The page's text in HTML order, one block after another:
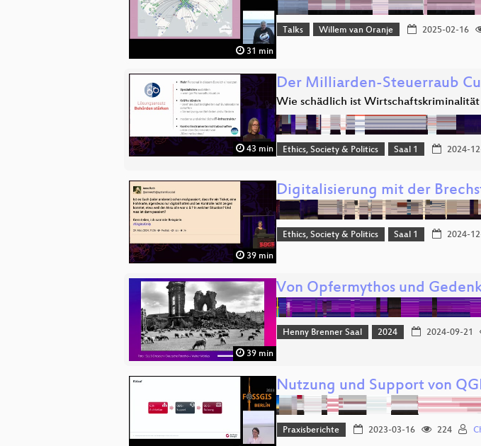
31 min
Talks Willem van Oranje 2025-02-16
43 min
Der Milliarden-Steuerraub
Wie schädlich ist
Ethics, Society & Politics Saal 1 2024-
39 min
Digitalisierung mit der
Ethics, Society & Politics Saal 1 2024-
39 min
Von Opfermythos und
Henny Brenner Saal 2024 2024-09-21
Nutzung und Support von
Praxisberichte 2023-03-16 224